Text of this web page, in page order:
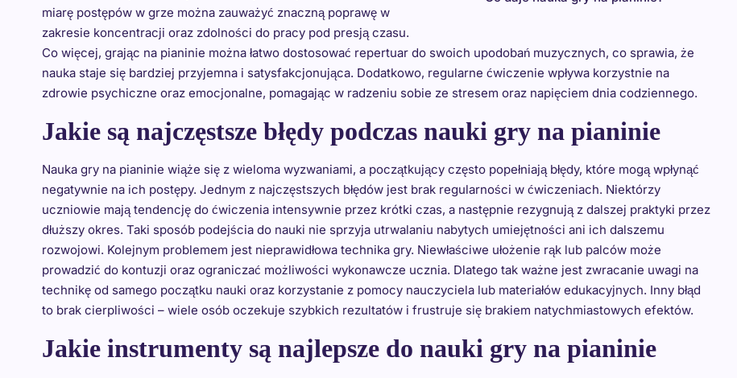
miarę postępów w grze można zauważyć znaczną poprawę w
zakresie koncentracji oraz zdolności do pracy pod presją czasu.
Co więcej, grając na pianinie można łatwo dostosować repertuar do swoich upodobań muzycznych, co sprawia, że
nauka staje się bardziej przyjemna i satysfakcjonująca. Dodatkowo, regularne ćwiczenie wpływa korzystnie na
zdrowie psychiczne oraz emocjonalne, pomagając w radzeniu sobie ze stresem oraz napięciem dnia codziennego.
Jakie są najczęstsze błędy podczas nauki gry na pianinie
Nauka gry na pianinie wiąże się z wieloma wyzwaniami, a początkujący często popełniają błędy, które mogą wpłynąć
negatywnie na ich postępy. Jednym z najczęstszych błędów jest brak regularności w ćwiczeniach. Niektórzy
uczniowie mają tendencję do ćwiczenia intensywnie przez krótki czas, a następnie rezygnują z dalszej praktyki przez
dłuższy okres. Taki sposób podejścia do nauki nie sprzyja utrwalaniu nabytych umiejętności ani ich dalszemu
rozwojowi. Kolejnym problemem jest nieprawidłowa technika gry. Niewłaściwe ułożenie rąk lub palców może
prowadzić do kontuzji oraz ograniczać możliwości wykonawcze ucznia. Dlatego tak ważne jest zwracanie uwagi na
technikę od samego początku nauki oraz korzystanie z pomocy nauczyciela lub materiałów edukacyjnych. Inny błąd
to brak cierpliwości – wiele osób oczekuje szybkich rezultatów i frustruje się brakiem natychmiastowych efektów.
Jakie instrumenty są najlepsze do nauki gry na pianinie